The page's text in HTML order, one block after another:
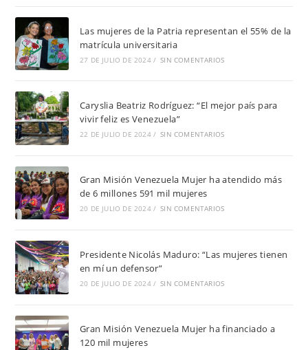
Las mujeres de la Patria representan el 55% de la
matrícula universitaria
27 DE JULIO DE 2024 / SIN COMENTARIOS
Caryslia Beatriz Rodríguez: “El mejor país para
vivir feliz es Venezuela”
22 DE JULIO DE 2024 / SIN COMENTARIOS
Gran Misión Venezuela Mujer ha atendido más
de 6 millones 591 mil mujeres
20 DE JULIO DE 2024 / SIN COMENTARIOS
Presidente Nicolás Maduro: “Las mujeres tienen
en mí un defensor”
20 DE JULIO DE 2024 / SIN COMENTARIOS
Gran Misión Venezuela Mujer ha financiado a
120 mil mujeres